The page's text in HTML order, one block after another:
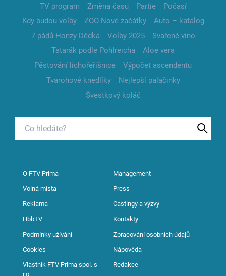
TV program
Změna času Partie
Počasí
Kdy budou volby
ZOO Nové začátky
Auto – katalog
7 pádů Honzy Dědka
Volby 2025
Svařené víno
Tatarák podle Pohlreicha
Aloe vera
Pěstování lichořeřišnice
Výpočet ascendentu
Tvarohové knedlíky
Nejlepší palačinky
Švestkový koláč
O FTV Prima Management
Volná místa Press
Reklama Castingy a výzvy
HbbTV Kontakty
Podmínky užívání Zpracování osobních údajů
Cookies Nápověda
Vlastník FTV Prima spol. s
r.o.
Redakce